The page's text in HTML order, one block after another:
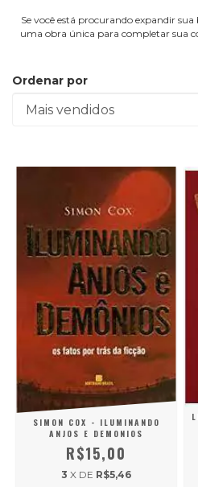
Se você está procurando expandir
uma obra única para completar sua
Ordenar por
SIMON COX - ILUMINANDO
ANJOS E DEMONIOS
R$15,00
3 X DE R$5,46